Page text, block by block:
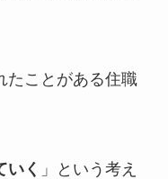
たことがある住職
いく 」という考え